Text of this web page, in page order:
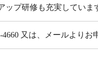
ップ研修も充実していま
又は、 メールよりお